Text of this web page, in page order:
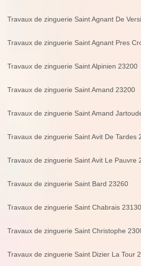
Travaux de zinguerie Saint Agnant De
Travaux de zinguerie Saint Agnant Pres
Travaux de zinguerie Saint Alpinien 23200
Travaux de zinguerie Saint Amand 23200
Travaux de zinguerie Saint Amand
Travaux de zinguerie Saint Avit De Tardes
Travaux de zinguerie Saint Avit Le Pauvre
Travaux de zinguerie Saint Bard 23260
Travaux de zinguerie Saint Chabrais 23130
Travaux de zinguerie Saint Christophe
Travaux de zinguerie Saint Dizier La Tour